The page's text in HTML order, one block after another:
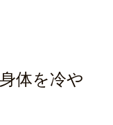
体を冷や